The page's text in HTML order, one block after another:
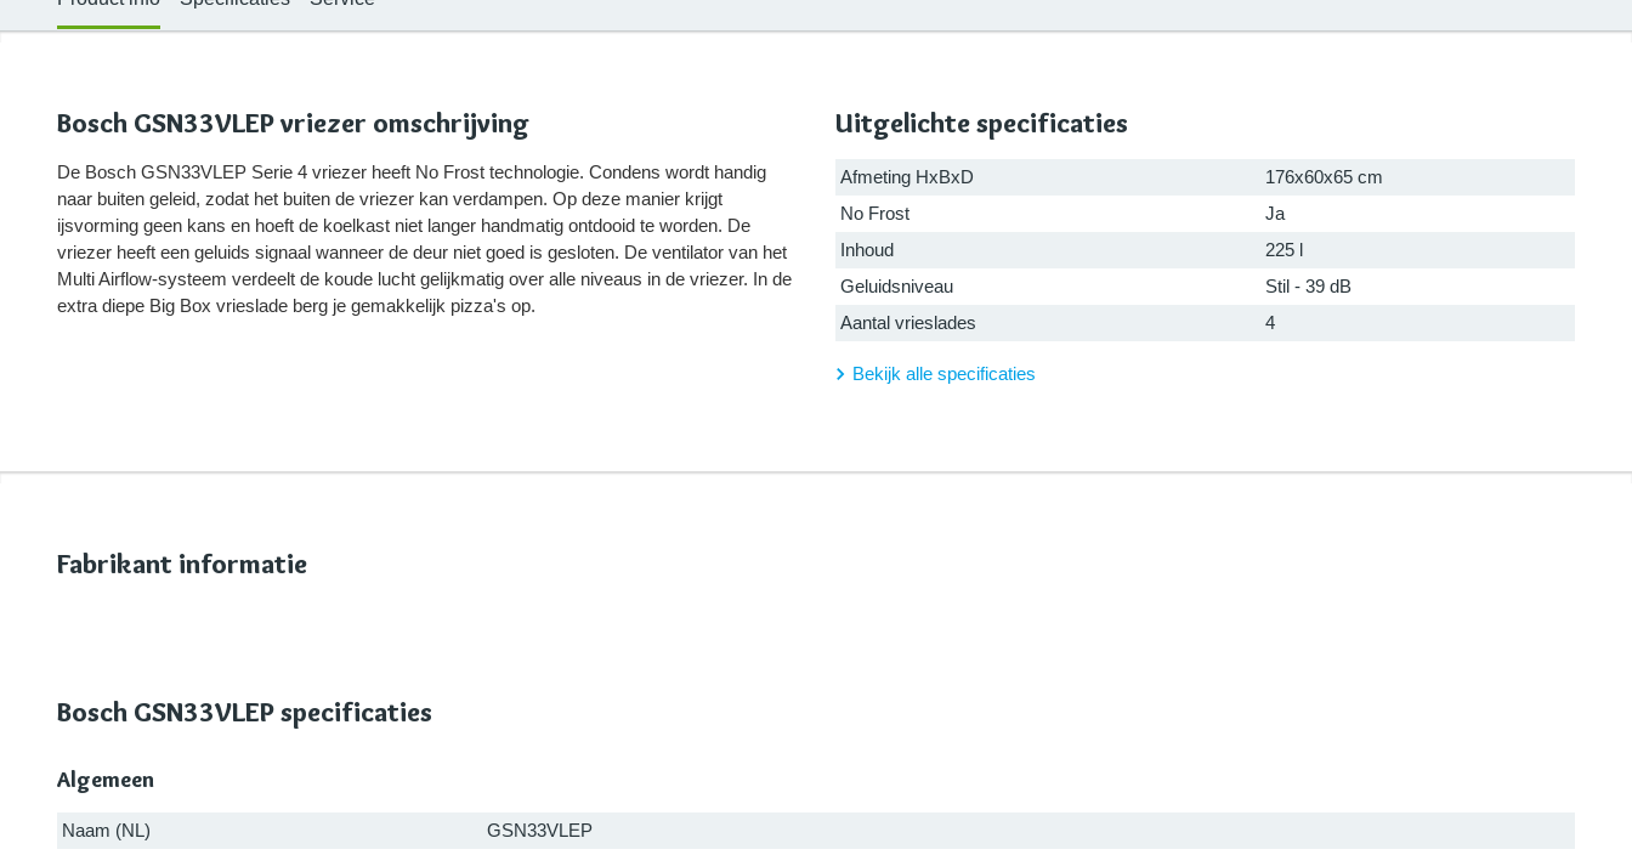
Bosch GSN33VLEP vriezer omschrijving
De Bosch GSN33VLEP Serie 4 vriezer heeft No Frost technologie. Condens wordt handig
naar buiten geleid, zodat het buiten de vriezer kan verdampen. Op deze manier krijgt
ijsvorming geen kans en hoeft de koelkast niet langer handmatig ontdooid te worden. De
vriezer heeft een geluids signaal wanneer de deur niet goed is gesloten. De ventilator van het
Multi Airflow-systeem verdeelt de koude lucht gelijkmatig over alle niveaus in de vriezer. In de
extra diepe Big Box vrieslade berg je gemakkelijk pizza's op.
Uitgelichte specificaties
Afmeting HxBxD
176x60x65 cm
No Frost
Ja
Inhoud
225 l
Geluidsniveau
Stil - 39 dB
Aantal vrieslades
4
Bekijk alle specificaties
Fabrikant informatie
Bosch GSN33VLEP specificaties
Algemeen
Naam (NL)
GSN33VLEP